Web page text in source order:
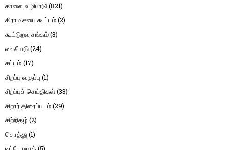
காலை வழிபாடு(821)
கிராம சபை கூட்டம்(2)
கூட்டுறவு சங்கம்(3)
கையேடு(24)
சட்டம்(17)
சிறப்பு வகுப்பு (1)
சிறப்புச் செய்திகள்(33)
சிறார் திரைப்படம்(29)
சிற்றிதழ் (2)
சொத்து(1)